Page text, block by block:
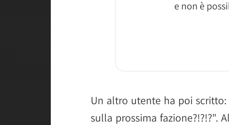
e non è
Un altro utente ha poi
sulla prossima fazione?!?!?".